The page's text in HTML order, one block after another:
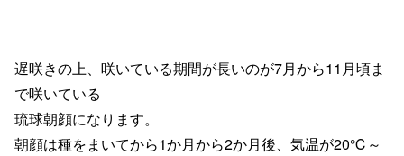
遅咲きの上、 咲いている期間が長いのが7月から11 月頃ま
で咲いている
琉球朝顔になります。
朝顔は種をまいてから1か月から2か月後、 気温が20℃～